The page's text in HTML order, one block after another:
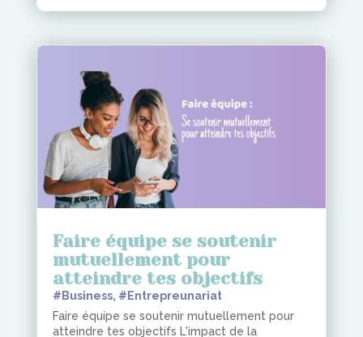
Faire équipe se soutenir
mutuellement pour
atteindre tes objectifs
#Business, #Entrepreunariat
Faire équipe se soutenir mutuellement pour
atteindre tes objectifs L'impact de la